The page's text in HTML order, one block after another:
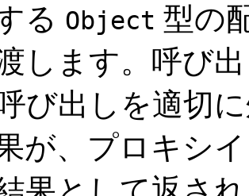
る Object 型の
します。呼び
び出しを適切
が、プロキシ